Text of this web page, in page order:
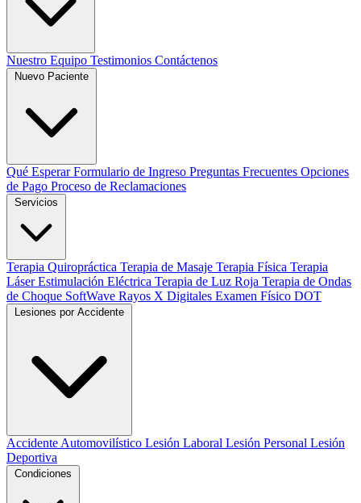
Nuestro Equipo Testimonios Contáctenos
Qué EsperarFormulario de Ingreso Preguntas Frecuentes Opciones
de Pago Proceso de Reclamaciones
Terapia Quiropráctica Terapia de Masaje Terapia Física Terapia
LáserEstimulación Eléctrica Terapia de Luz Roja Terapia de Ondas
de Choque SoftWave Rayos X Digitales Examen Físico DOT
Accidente Automovilístico Lesión Laboral Lesión Personal Lesión
Deportiva